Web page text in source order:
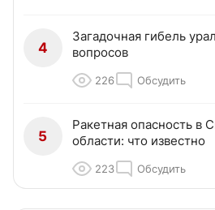
4
Загадочная гибель
вопросов
226 Обсудить
5
Ракетная опасность в
области: что известно
223 Обсудить